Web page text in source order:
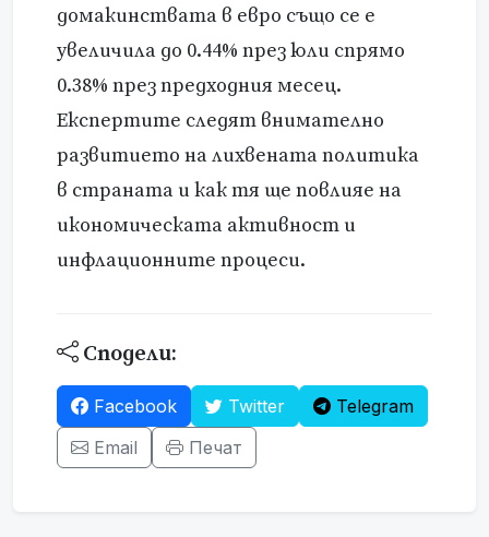
домакинствата в евро също се е
увеличила до 0.44% през юли спрямо
0.38% през предходния месец.
Експертите следят внимателно
развитието на лихвената политика
в страната и как тя ще повлияе на
икономическата активност и
инфлационните процеси.
Сподели:
Facebook Twitter
Telegram
Email
Печат